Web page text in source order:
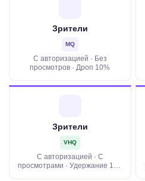
Зрители
MQ
С авторизацией · Без
просмотров · Дроп 10%
Зрители
VHQ
С авторизацией · С
просмотрами · Удержание 180